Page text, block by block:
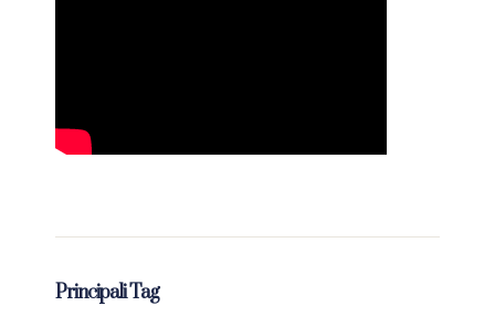
Principali Tag